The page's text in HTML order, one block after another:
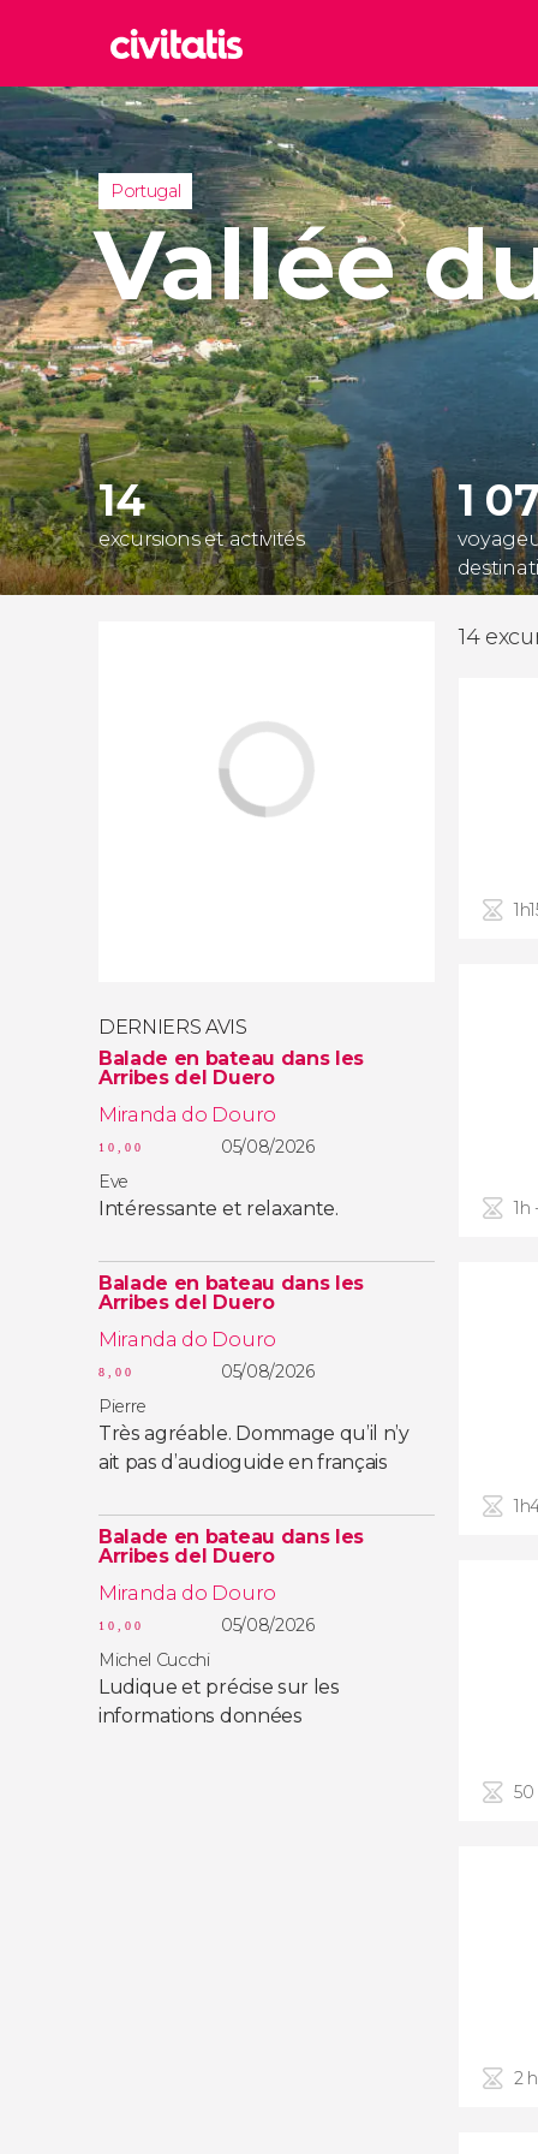
Italie
Portugal
Vallée
14
excursions et activités
1
DERNIERS AVIS
Balade en bateau dans les
Arribes del Duero
Miranda do Douro
10,00
05/08/2026
Eve
Intéressante et relaxante.
Balade en bateau dans les
Arribes del Duero
Miranda do Douro
8,00
05/08/2026
Pierre
Très agréable. Dommage qu’il n’y
ait pas d’audioguide en français
Balade en bateau dans les
Arribes del Duero
Miranda do Douro
10,00
05/08/2026
Michel Cucchi
Ludique et précise sur les
informations données
14
1h
2